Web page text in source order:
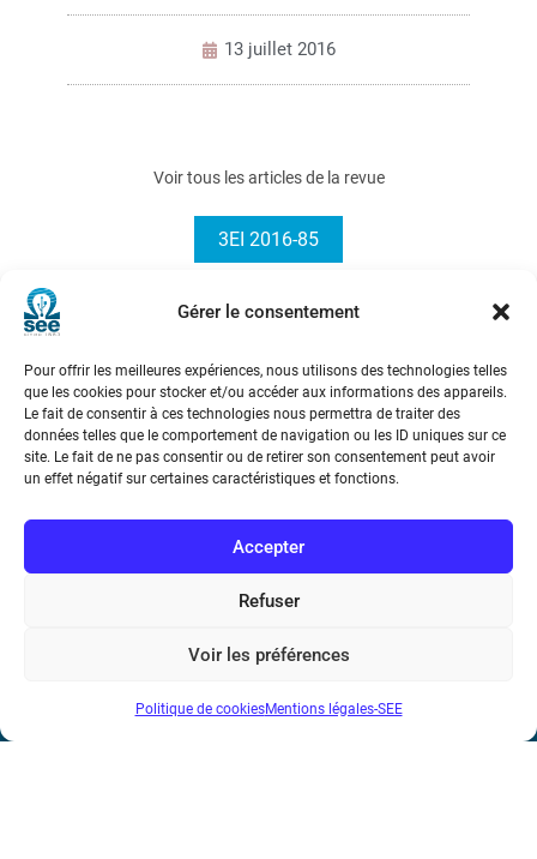
Gérer le consentement
Pour offrir les meilleures expériences, nous utilisons des technologies telles
que les cookies pour stocker et/ou accéder aux informations des appareils.
Le fait de consentir à ces technologies nous permettra de traiter des
données telles que le comportement de navigation ou les ID uniques sur ce
site. Le fait de ne pas consentir ou de retirer son consentement peut avoir
un effet négatif sur certaines caractéristiques et fonctions.
Accepter
Refuser
Voir les préférences
Politique de cookiesMentions légales-SEE
13 juillet 2016
Voir tous les articles de la revue
3EI 2016-85
Société de l’Electricité, de l’Electronique et des Technologies
de l’Information et de la Communication
17 rue de l’Amiral Hamelin
Métro : « Boissière » Ligne 6 et « Iéna » Ligne 9
Téléphone : (+33) 1 56 90 37 17
N° de SIREN : 785 393 232, Code APE : 9412Z TVA intra-